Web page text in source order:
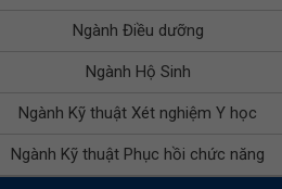
Ngành Điều dưỡng
Ngành Hộ Sinh
Ngành Kỹ thuật Xét nghiệm Y học
Ngành Kỹ thuật Phục hồi chức năng